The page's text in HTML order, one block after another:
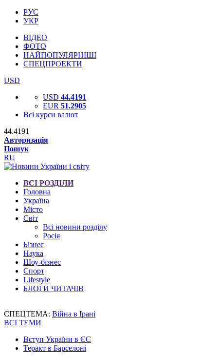
РУС
УКР
ВІДЕО
ФОТО
НАЙПОПУЛЯРНІШІ
СПЕЦПРОЕКТИ
USD
USD 44.4191
EUR 51.2905
Всі курси валют
44.4191
Авторизація
Пошук
RU
ВСІ РОЗДІЛИ
Головна
Україна
Місто
Світ
Всі новини розділу
Росія
Бізнес
Наука
Шоу-бізнес
Спорт
Lifestyle
БЛОГИ ЧИТАЧІВ
СПЕЦТЕМА: Війна в Ірані
ВСІ ТЕМИ
Вступ України в ЄС
Теракт в Барселоні